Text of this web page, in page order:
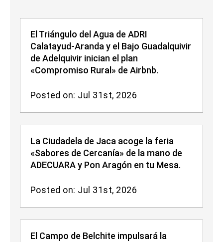
El Triángulo del Agua de ADRI
Calatayud-Aranda y el Bajo Guadalquivir
de Adelquivir inician el plan
«Compromiso Rural» de Airbnb.
Posted on: Jul 31st, 2026
La Ciudadela de Jaca acoge la feria
«Sabores de Cercanía» de la mano de
ADECUARA y Pon Aragón en tu Mesa.
Posted on: Jul 31st, 2026
El Campo de Belchite impulsará la